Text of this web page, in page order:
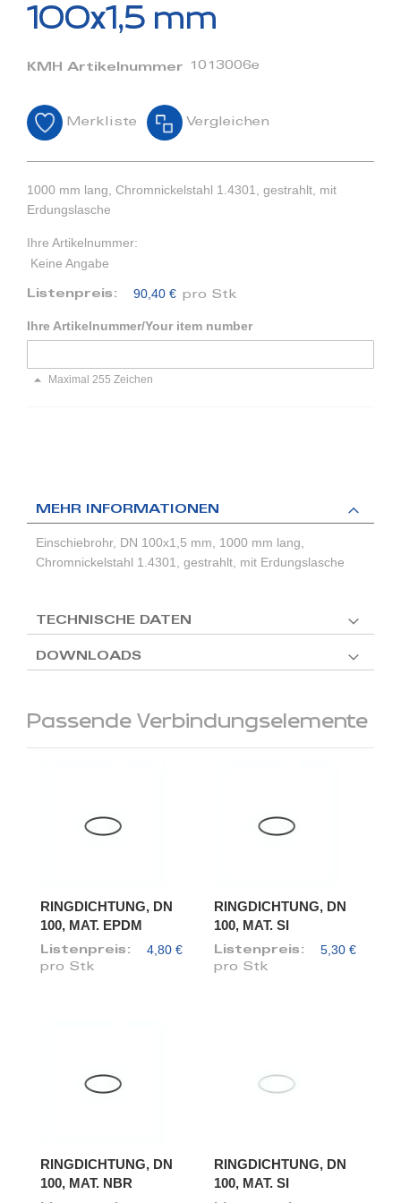
springen
100x1,5 mm
KMH Artikelnummer 1013006e
Merkliste Vergleichen
1000 mm lang, Chromnickelstahl 1.4301, gestrahlt, mit
Erdungslasche
Ihre Artikelnummer:
Keine Angabe
Listenpreis: 90,40 € pro Stk
Ihre Artikelnummer/Your item number
Maximal 255 Zeichen
MEHR INFORMATIONEN
Einschiebrohr, DN 100x1,5 mm, 1000 mm lang,
Chromnickelstahl 1.4301, gestrahlt, mit Erdungslasche
TECHNISCHE DATEN
DOWNLOADS
Passende Verbindungselemente
RINGDICHTUNG, DN
100, MAT. EPDM
Listenpreis: 4,80 €
pro Stk
RINGDICHTUNG, DN
100, MAT. SI
Listenpreis: 5,30 €
pro Stk
RINGDICHTUNG, DN
100, MAT. NBR
RINGDICHTUNG, DN
100, MAT. SI